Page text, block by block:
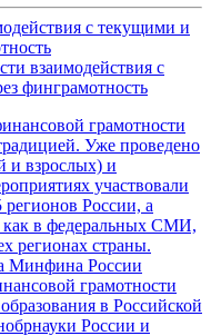
взаимодействия с
финграмотность
грамотности
Уже проведено
и взрослых) и
участвовали
России, а
как в федеральных СМИ,
регионах страны.
Минфина России
грамотности
в Российской
России и